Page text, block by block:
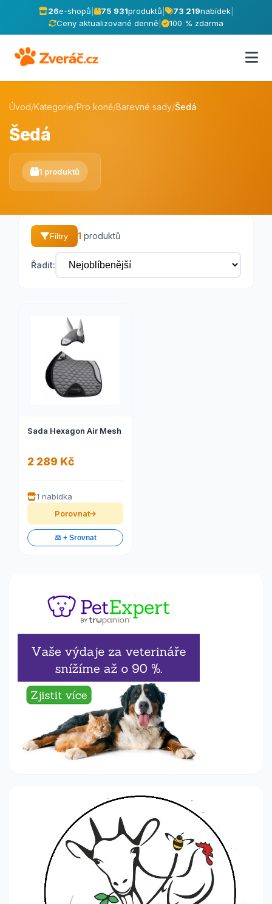
26e-shopů 75 931produktů 73 219nabídek|
Ceny aktualizované denně
100 % zdarma
Úvod/Kategorie/Pro koně/Barevné sady/Šedá
Šedá
1 produktů
Filtry 1 produktů
Řadit:
Sada Hexagon Air Mesh
2 289 Kč
1 nabídka
Porovnat
⚖️ + Srovnat